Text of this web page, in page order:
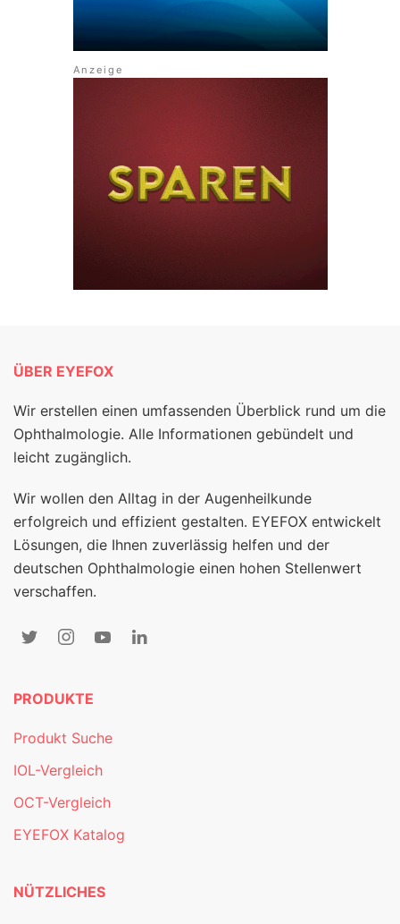
ÜBER EYEFOX
Wir erstellen einen umfassenden Überblick rund um die
Ophthalmologie. Alle Informationen gebündelt und
leicht zugänglich.
Wir wollen den Alltag in der Augenheilkunde
erfolgreich und effizient gestalten. EYEFOX entwickelt
Lösungen, die Ihnen zuverlässig helfen und der
deutschen Ophthalmologie einen hohen Stellenwert
verschaffen.
PRODUKTE
Produkt Suche
IOL-Vergleich
OCT-Vergleich
EYEFOX Katalog
NÜTZLICHES